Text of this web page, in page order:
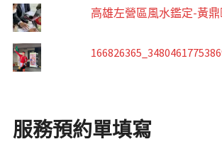
高雄左營區風水鑑定-黃
服務預約單填寫